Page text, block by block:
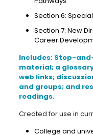
Section 6:
Section 7: New
Career
Includes: Stop-
material; a
web links;
and groups; and
readings.
Created for use in
College and